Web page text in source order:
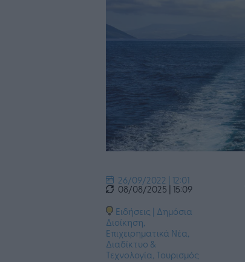
26/09/2022 | 12:01
08/08/2025 | 15:09
Ειδήσεις | Δημόσια
Διοίκηση,
Επιχειρηματικά Νέα,
Διαδίκτυο &
Τεχνολογία, Τουρισμός